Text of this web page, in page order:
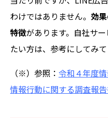
わけではありません。 効
特徴があります。自社サ
たい方は、参考にしてみて
（※）参照： 令和４年度
情報行動に関する調査報